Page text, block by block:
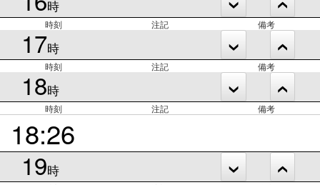
時
時刻 注記 備考
17時
時刻 注記 備考
18時
時刻 注記 備考
18:26
19時